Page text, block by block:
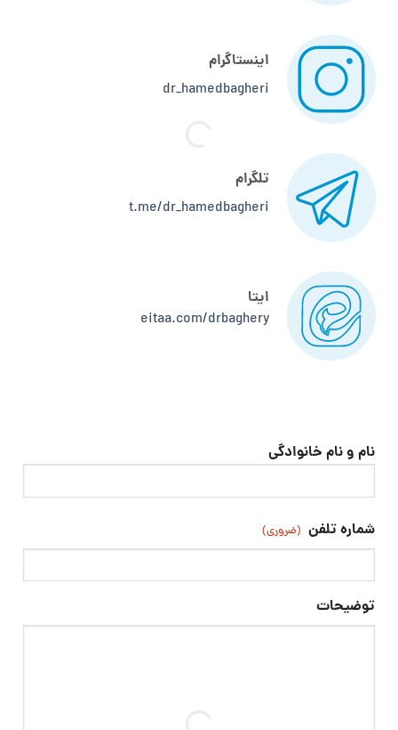
اینستاگرام
dr_hamedbagheri
تلگرام
t.me/dr_hamedbagheri
ایتا
eitaa.com/drbaghery
نام و نام خانوادگی
شماره تلفن (ضروری)
توضیحات